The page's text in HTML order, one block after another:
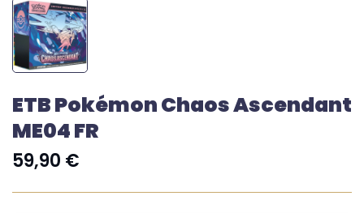
ETB Pokémon Chaos Ascendant
ME04 FR
59,90 €